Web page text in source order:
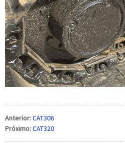
Anterior:CAT306
Próximo:CAT320